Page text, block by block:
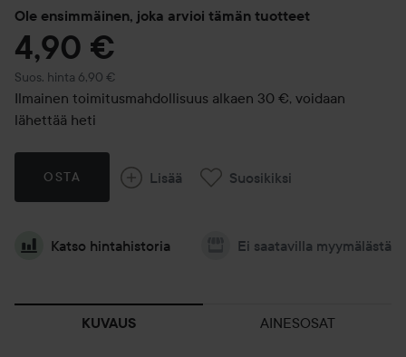
Ole ensimmäinen, joka arvioi tämän tuotteet
4,90 €
Suos. hinta 6,90 €
Suositeltu hinta 6,90 €
Ilmainen toimitusmahdollisuus alkaen 30 €, voidaan
lähettää heti
OSTA Lisää Suosikiksi
Katso hintahistoria Ei saatavilla myymälästä
KUVAUS AINESOSAT